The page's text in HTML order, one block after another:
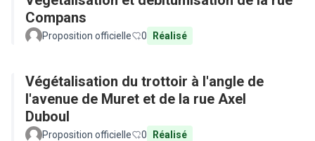
Compans
Proposition officielle 0 Réalisé
Végétalisation du trottoir à l'angle de
l'avenue de Muret et de la rue Axel
Duboul
Proposition officielle 0 Réalisé